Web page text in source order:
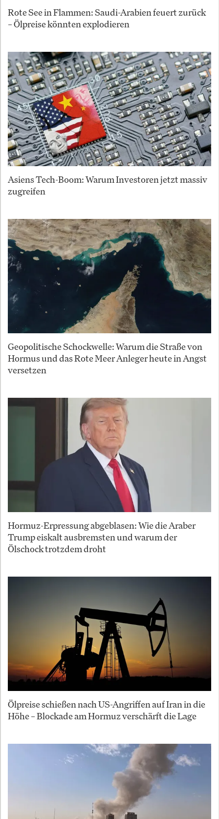
Rote See in Flammen: Saudi-Arabien feuert zurück
– Ölpreise könnten explodieren
Asiens Tech-Boom: Warum Investoren jetzt massiv
zugreifen
Geopolitische Schockwelle: Warum die Straße von
Hormus und das Rote Meer Anleger heute in Angst
versetzen
Hormuz-Erpressung abgeblasen: Wie die Araber
Trump eiskalt ausbremsten und warum der
Ölschock trotzdem droht
Ölpreise schießen nach US-Angriffen auf Iran in die
Höhe – Blockade am Hormuz verschärft die Lage